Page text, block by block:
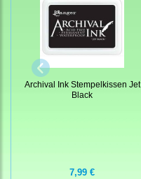
Archival Ink Stempelkissen Jet
Black
7,99 €